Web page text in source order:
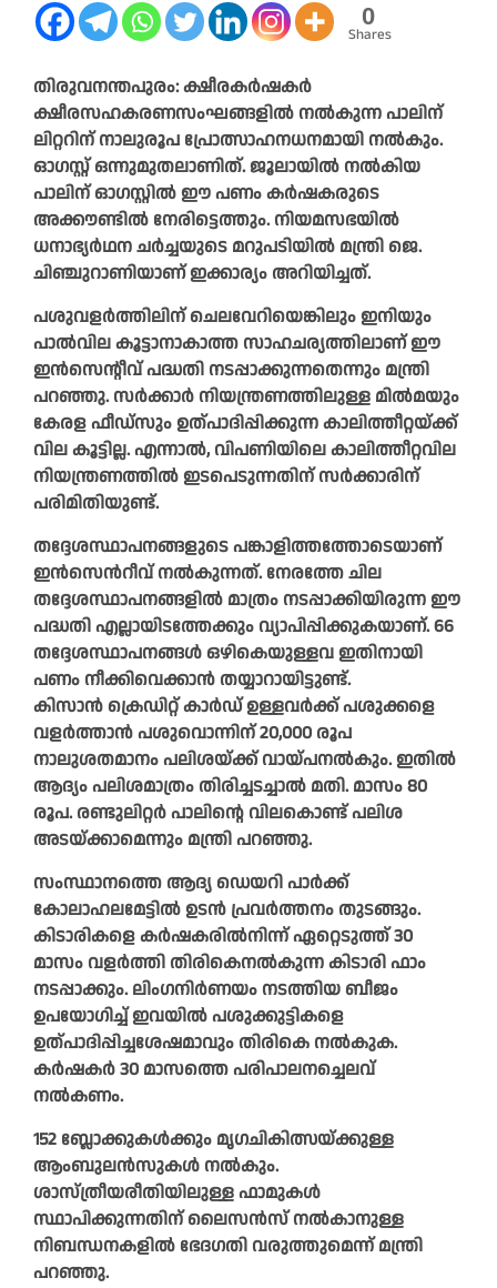
0
Shares
തിരുവനന്തപുരം: ക്ഷീരകർഷകർ
ക്ഷീരസഹകരണസംഘങ്ങളിൽ നൽകുന്ന പാലിന്
ലിറ്ററിന് നാലുരൂപ പ്രോത്സാഹനധനമായി നൽകും.
ഓഗസ്റ്റ് ഒന്നുമുതലാണിത്. ജൂലായിൽ നൽകിയ
പാലിന് ഓഗസ്റ്റിൽ ഈ പണം കർഷകരുടെ
അക്കൗണ്ടിൽ നേരിട്ടെത്തും. നിയമസഭയിൽ
ധനാഭ്യർഥന ചർച്ചയുടെ മറുപടിയിൽ മന്ത്രി ജെ.
ചിഞ്ചുറാണിയാണ് ഇക്കാര്യം അറിയിച്ചത്.
പശുവളർത്തിലിന് ചെലവേറിയെങ്കിലും ഇനിയും
പാൽവില കൂട്ടാനാകാത്ത സാഹചര്യത്തിലാണ് ഈ
ഇൻസെന്റീവ് പദ്ധതി നടപ്പാക്കുന്നതെന്നും മന്ത്രി
പറഞ്ഞു. സർക്കാർ നിയന്ത്രണത്തിലുള്ള മിൽമയും
കേരള ഫീഡ്‌സും ഉത്പാദിപ്പിക്കുന്ന കാലിത്തീറ്റയ്ക്ക്
വില കൂട്ടില്ല. എന്നാൽ, വിപണിയിലെ കാലിത്തീറ്റവില
നിയന്ത്രണത്തിൽ ഇടപെടുന്നതിന് സർക്കാരിന്
പരിമിതിയുണ്ട്.
തദ്ദേശസ്ഥാപനങ്ങളുടെ പങ്കാളിത്തത്തോടെയാണ്
ഇൻസെൻറീവ് നൽകുന്നത്. നേരത്തേ ചില
തദ്ദേശസ്ഥാപനങ്ങളിൽ മാത്രം നടപ്പാക്കിയിരുന്ന ഈ
പദ്ധതി എല്ലായിടത്തേക്കും വ്യാപിപ്പിക്കുകയാണ്. 66
തദ്ദേശസ്ഥാപനങ്ങൾ ഒഴികെയുള്ളവ ഇതിനായി
പണം നീക്കിവെക്കാൻ തയ്യാറായിട്ടുണ്ട്.
കിസാൻ ക്രെഡിറ്റ് കാർഡ് ഉള്ളവർക്ക് പശുക്കളെ
വളർത്താൻ പശുവൊന്നിന് 20,000 രൂപ
നാലുശതമാനം പലിശയ്ക്ക് വായ്പനൽകും. ഇതിൽ
ആദ്യം പലിശമാത്രം തിരിച്ചടച്ചാൽ മതി. മാസം 80
രൂപ. രണ്ടുലിറ്റർ പാലിന്റെ വിലകൊണ്ട് പലിശ
അടയ്ക്കാമെന്നും മന്ത്രി പറഞ്ഞു.
സംസ്ഥാനത്തെ ആദ്യ ഡെയറി പാർക്ക്
കോലാഹലമേട്ടിൽ ഉടൻ പ്രവർത്തനം തുടങ്ങും.
കിടാരികളെ കർഷകരിൽനിന്ന് ഏറ്റെടുത്ത് 30
മാസം വളർത്തി തിരികെനൽകുന്ന കിടാരി ഫാം
നടപ്പാക്കും. ലിംഗനിർണയം നടത്തിയ ബീജം
ഉപയോഗിച്ച് ഇവയിൽ പശുക്കുട്ടികളെ
ഉത്പാദിപ്പിച്ചശേഷമാവും തിരികെ നൽകുക.
കർഷകർ 30 മാസത്തെ പരിപാലനച്ചെലവ്
നൽകണം.
152 ബ്ലോക്കുകൾക്കും മൃഗചികിത്സയ്ക്കുള്ള
ആംബുലൻസുകൾ നൽകും.
ശാസ്ത്രീയരീതിയിലുള്ള ഫാമുകൾ
സ്ഥാപിക്കുന്നതിന് ലൈസൻസ് നൽകാനുള്ള
നിബന്ധനകളിൽ ഭേദഗതി വരുത്തുമെന്ന് മന്ത്രി
പറഞ്ഞു.